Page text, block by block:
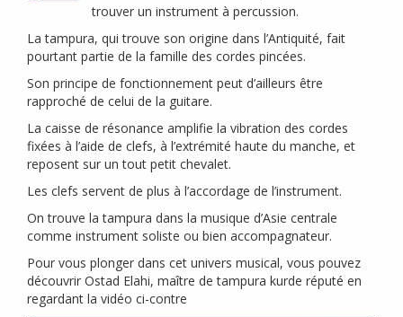
trouver un instrument à percussion.
La tampura, qui trouve son origine dans l’Antiquité, fait
pourtant partie de la famille des cordes pincées.
Son principe de fonctionnement peut d’ailleurs être
rapproché de celui de la guitare.
La caisse de résonance amplifie la vibration des cordes
fixées à l’aide de clefs, à l’extrémité haute du manche, et
reposent sur un tout petit chevalet.
Les clefs servent de plus à l’accordage de l’instrument.
On trouve la tampura dans la musique d’Asie centrale
comme instrument soliste ou bien accompagnateur.
Pour vous plonger dans cet univers musical, vous pouvez
découvrir Ostad Elahi, maître de tampura kurde réputé en
regardant la vidéo ci-contre